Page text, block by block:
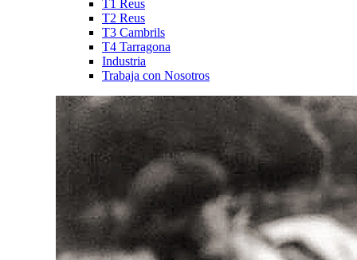
T1 Reus
T2 Reus
T3 Cambrils
T4 Tarragona
Industria
Trabaja con Nosotros